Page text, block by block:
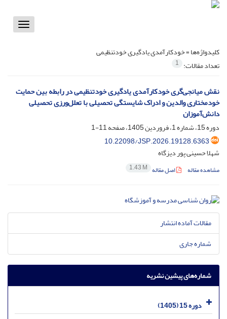
Toggle
کلیدواژه‌ها =خودکارآمدی یادگیری خودتنظیمی
تعداد مقالات: 1
نقش میانجی‌گری خودکارآمدی یادگیری خودتنظیمی در رابطه بین حمایت
خودمختاری والدین و ادراک شایستگی تحصیلی با تعلل‌ورزی تحصیلی
دانش‌آموزان
دوره 15، شماره 1، فروردین 1405، صفحه
11-1
10.22098/JSP.2026.19128.6363
شهلا حسینی پور دیزگاه
مشاهده مقاله اصل مقاله 1.43 M
مقالات آماده انتشار
شماره جاری
شماره‌های پیشین نشریه
دوره 15 (1405)